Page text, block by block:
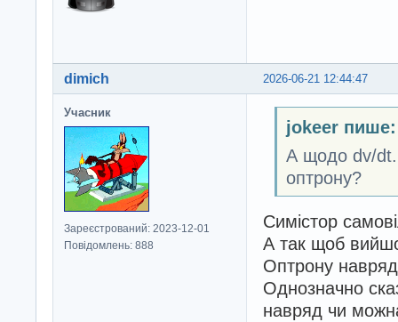
2026-06-21 12:44:47
dimich
Учасник
Зареєстрований: 2023-12-01
Повідомлень: 888
jokeer пише:
А щодо dv/
оптрону?
Симістор
А так щоб
Оптрону
Однозначно
навряд чи